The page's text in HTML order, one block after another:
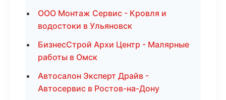
ООО Монтаж Сервис - Кровля и
водостоки в Ульяновск
БизнесСтрой Архи Центр - Малярные
работы в Омск
Автосалон Эксперт Драйв -
Автосервис в Ростов-на-Дону